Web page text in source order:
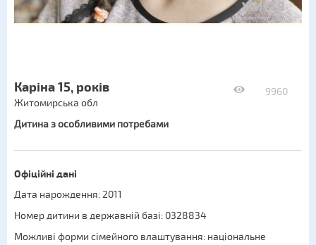
9960
Каріна 15, років
Житомирська обл
Дитина з особливими потребами
Офіційні дані
Дата нарождення: 2011
Номер дитини в державній базі: 0328834
Можливі форми сімейного влаштування: національне